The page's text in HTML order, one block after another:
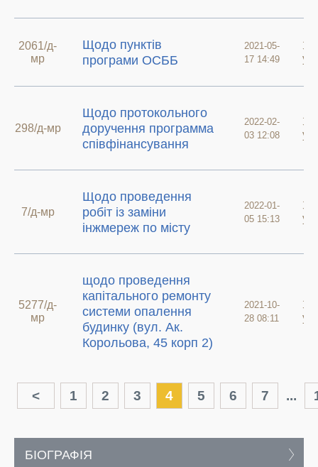
2061/д-
мр
Щодо пунктів
програми ОСББ
2021-05-
17 14:49
у
298/д-мр
Щодо протокольного
доручення программа
співфінансування
2022-02-
03 12:08
у
7/д-мр
Щодо проведення
робіт із заміни
інжмереж по місту
2022-01-
05 15:13
у
5277/д-
мр
щодо проведення
капітального ремонту
системи опалення
будинку (вул. Ак.
Корольова, 45 корп 2)
2021-10-
28 08:11
у
< 1 2 3 4 5 6 7 ...
БІОГРАФІЯ